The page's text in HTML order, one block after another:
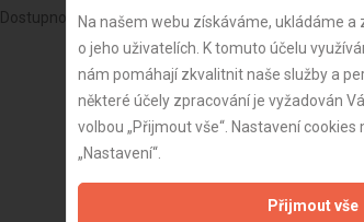
Dostupnost:Na našem webu získáváme, ukládáme
o jeho uživatelích. K tomuto účelu
nám pomáhají zkvalitnit naše služby a
některé účely zpracování je vyžadován
volbou „Přijmout vše“. Nastavení
„Nastavení“.
Přijmout vše